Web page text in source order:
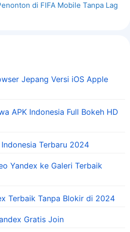
di FIFA Mobile Tanpa Lag
Jepang Versi iOS Apple
APK Indonesia Full Bokeh HD
Terbaru 2024
Yandex ke Galeri Terbaik
Terbaik Tanpa Blokir di 2024
Gratis Join